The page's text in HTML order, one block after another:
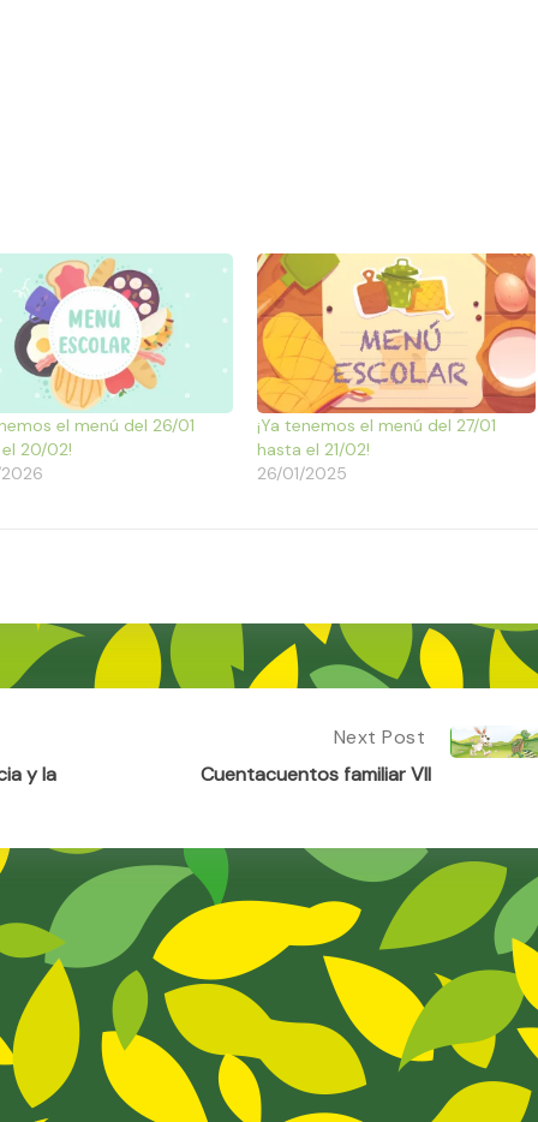
el menú del 26/01
20/02!
¡Ya tenemos el menú del 27/01
hasta el 21/02!
26/01/2025
y la
Next
Post:
VII
Next Post
Cuentacuentos familiar VII